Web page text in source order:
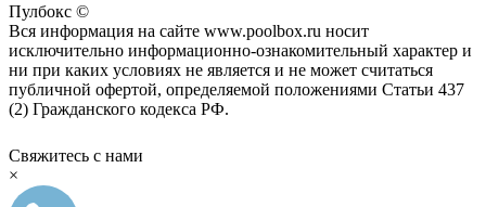
Пулбокс ©
Вся информация на сайте www.poolbox.ru носит
исключительно информационно-ознакомительный характер и
ни при каких условиях не является и не может считаться
публичной офертой, определяемой положениями Статьи 437
(2) Гражданского кодекса РФ.
Свяжитесь с нами
×